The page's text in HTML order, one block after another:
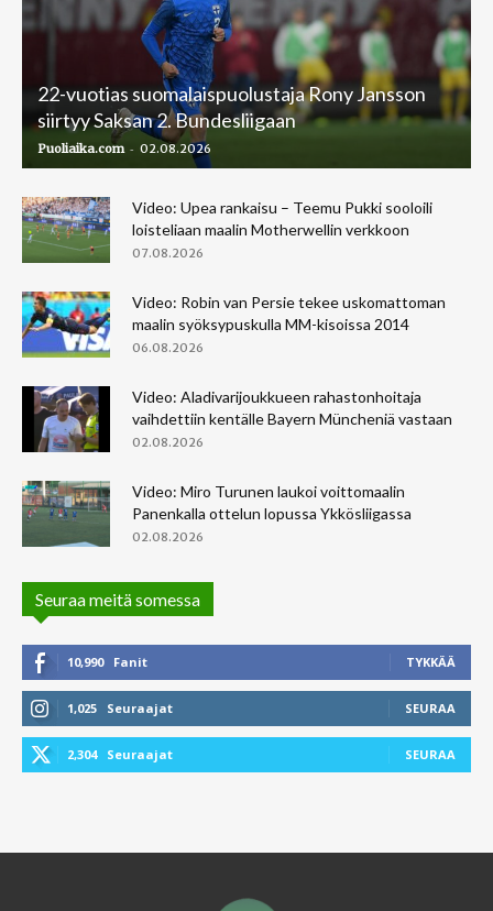
22-vuotias suomalaispuolustaja Rony Jansson
siirtyy Saksan 2. Bundesliigaan
Puoliaika.com - 02.08.2026
Video: Upea rankaisu – Teemu Pukki sooloili
loisteliaan maalin Motherwellin verkkoon
07.08.2026
Video: Robin van Persie tekee uskomattoman
maalin syöksypuskulla MM-kisoissa 2014
06.08.2026
Video: Aladivarijoukkueen rahastonhoitaja
vaihdettiin kentälle Bayern Müncheniä vastaan
02.08.2026
Video: Miro Turunen laukoi voittomaalin
Panenkalla ottelun lopussa Ykkösliigassa
02.08.2026
Seuraa meitä somessa
10,990 Fanit TYKKÄÄ
1,025 Seuraajat SEURAA
2,304 Seuraajat SEURAA